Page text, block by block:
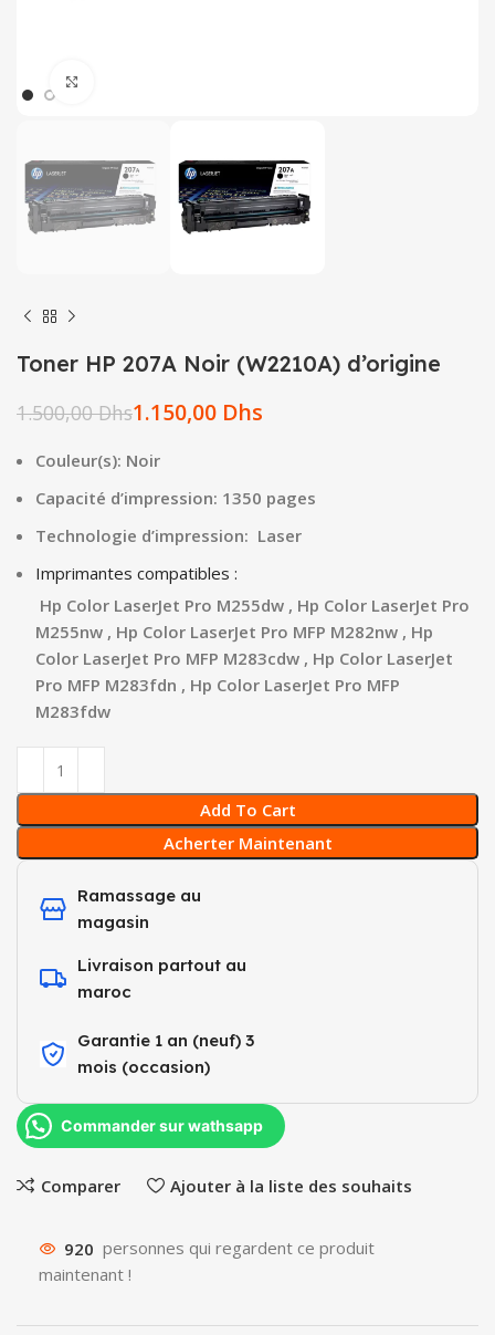
Toner HP 207A Noir (W2210A) d’origine
1.500,00Dhs1.150,00 Dhs
Couleur(s): Noir
Capacité d’impression: 1350 pages
Technologie d’impression: Laser
Imprimantes compatibles :
Hp Color LaserJet Pro M255dw , Hp Color LaserJet Pro
M255nw , Hp Color LaserJet Pro MFP M282nw , Hp
Color LaserJet Pro MFP M283cdw , Hp Color LaserJet
Pro MFP M283fdn , Hp Color LaserJet Pro MFP
M283fdw
Add To Cart
Acherter Maintenant
Ramassage au
magasin
Livraison partout au
maroc
Garantie 1 an (neuf) 3
mois (occasion)​
Commander sur wathsapp
Comparer Ajouter à la liste des souhaits
920 personnes qui regardent ce produit
maintenant !